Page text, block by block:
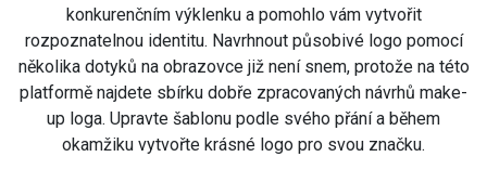
konkurenčním výklenku a pomohlo vám vytvořit
rozpoznatelnou identitu. Navrhnout působivé logo pomocí
několika dotyků na obrazovce již není snem, protože na této
platformě najdete sbírku dobře zpracovaných návrhů make-
up loga. Upravte šablonu podle svého přání a během
okamžiku vytvořte krásné logo pro svou značku.